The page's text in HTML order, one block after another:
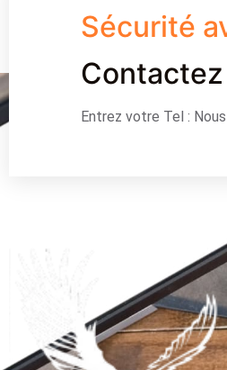
Sécurité
Entrez votre Tel :